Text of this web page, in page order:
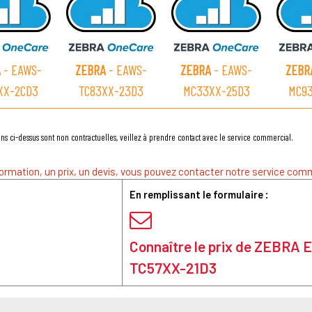
- EAWS-
2CD3
ZEBRA - EAWS-
TC83XX-23D3
ZEBRA - EAWS-
MC33XX-25D3
ci-dessus sont non contractuelles, veillez à prendre contact avec le service commercial.
un prix, un devis, vous pouvez contacter notre service
En remplissant le formulaire :
Connaître le prix de ZEBRA
TC57XX-21D3